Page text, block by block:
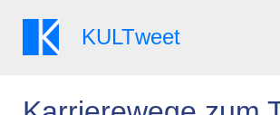
KULTweet